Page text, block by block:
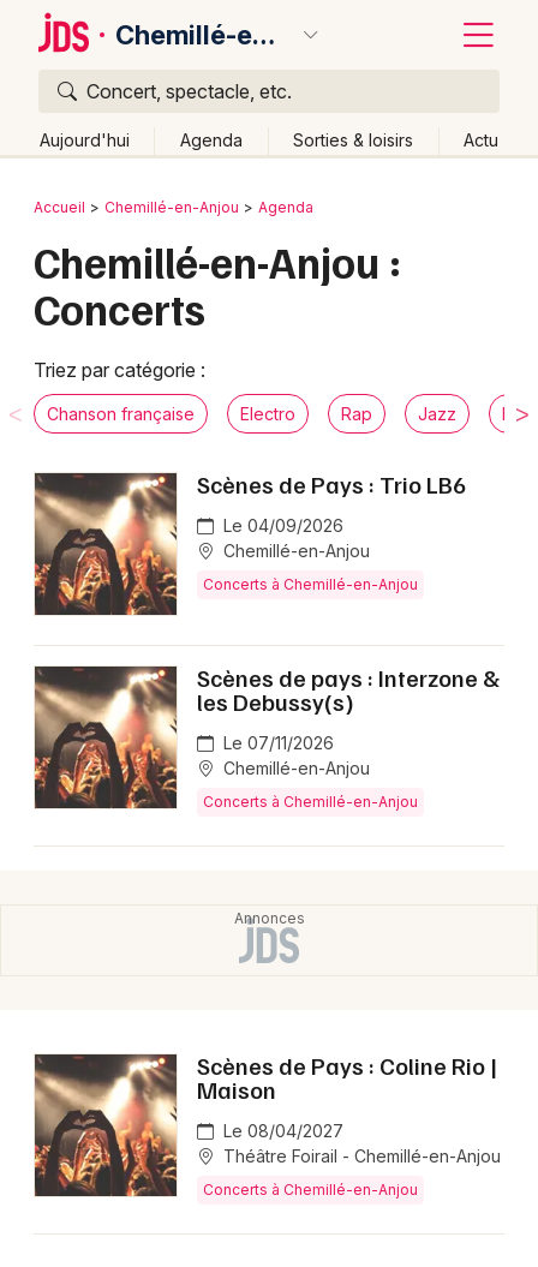
Chemillé-en-Anjou
Concert, spectacle, etc.
Aujourd'hui Agenda Sorties & loisirs Actu
Publier un événement
Grands événements
Activité & Expérience
Manifestations
Foires & salons
Spectacles
Concerts
Sports
Soirées
Sorties famille
Concerts dans les Pays de la Loire
Newsletter des sorties
Bordeaux
Colmar
Lyon
Mulhouse
Montpellier
Nantes
Nice
Paris
Strasbourg
Toulouse
Toutes les villes
Retour
Accueil Chemillé-en-Anjou Agenda
Chemillé-en-Anjou :
Concerts
Triez par catégorie :
Chanson française Electro Rap Jazz
Scènes de Pays : Trio LB6
Le 04/09/2026
Chemillé-en-Anjou
Concerts à Chemillé-en-Anjou
Scènes de pays : Interzone &
les Debussy(s)
Le 07/11/2026
Chemillé-en-Anjou
Concerts à Chemillé-en-Anjou
Scènes de Pays : Coline Rio |
Maison
Le 08/04/2027
Théâtre Foirail - Chemillé-en-Anjou
Concerts à Chemillé-en-Anjou
Quoi ?
Où ?
Pays de la Loire
Partout Près de moi Changer de lieu
Quand ?
Aujourd'hui
Demain